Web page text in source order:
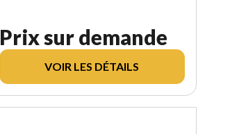
Prix sur demande
VOIR LES DÉTAILS